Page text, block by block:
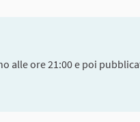
alle ore 21:00 e poi